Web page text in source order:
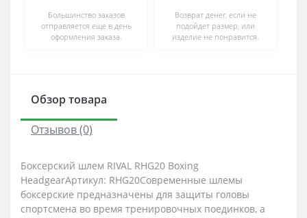
Большинство заказов
отправляется еще в день
оформления заказа.
Возврат денег, если не
подойдет размер, или
изделие не понравится.
Обзор товара
Отзывов (0)
Боксерский шлем RIVAL RHG20 Boxing
HeadgearАртикул: RHG20Современные шлемы
боксерские предназначены для защиты головы
спортсмена во время тренировочных поединков, а